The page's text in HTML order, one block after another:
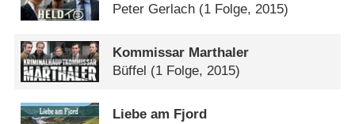
Peter Gerlach (1 Folge, 2015)
Kommissar Marthaler
Büffel (1 Folge, 2015)
Liebe am Fjord